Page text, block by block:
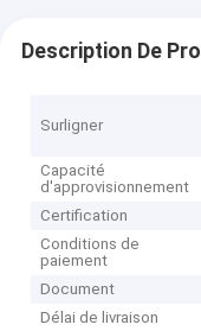
Description De
Surligner
Capacité
d'approvisionnement
Certification
Conditions de
paiement
Document
Délai de livraison